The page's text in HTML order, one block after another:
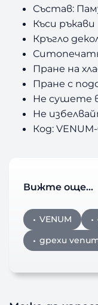
Състав:
Къси ръкави
Кръгло
Пране на
Пране с
Не сушете
Не
Код:
Вижте още…
VENUM
дрехи